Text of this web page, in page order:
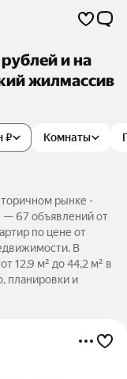
и на
жилмассив
Комнаты
₽
рынке -
— 67 объявлений от
по цене от
В
12,9 м² до 44,2 м² в
планировки и